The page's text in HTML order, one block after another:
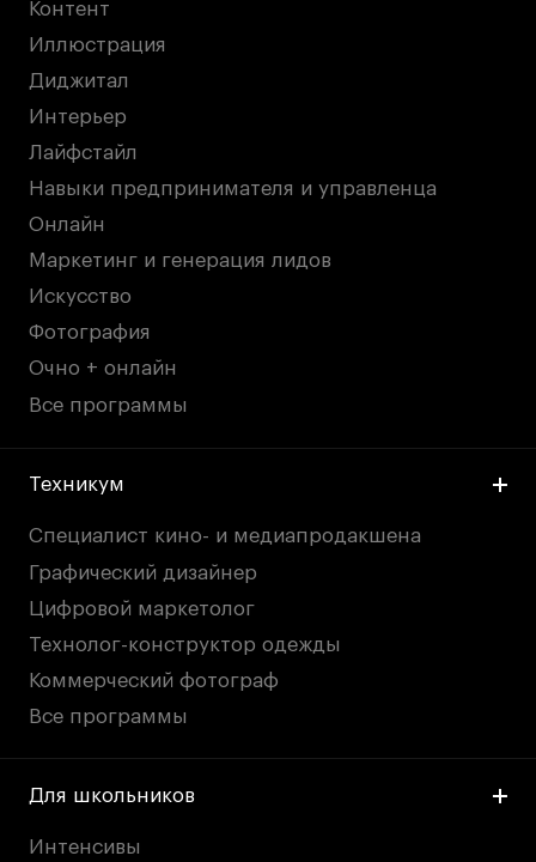
Контент
Иллюстрация
Диджитал
Интерьер
Лайфстайл
Навыки предпринимателя и управленца
Онлайн
Маркетинг и генерация лидов
Искусство
Фотография
Очно + онлайн
Все программы
Техникум
Специалист кино- и медиапродакшена
Графический дизайнер
Цифровой маркетолог
Технолог-конструктор одежды
Коммерческий фотограф
Все программы
Для школьников
Интенсивы